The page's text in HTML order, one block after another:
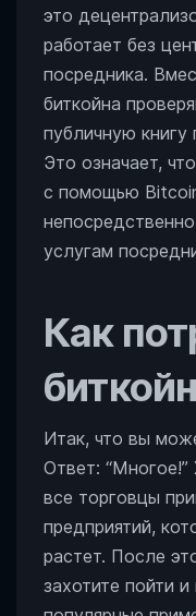
это
работает без
посредника.
биткойна
публичную книгу
Это означает,
с помощью
услугам
Как
Итак, что вы
Ответ:
все торговцы
предприятий,
растет. После
захотите пойти